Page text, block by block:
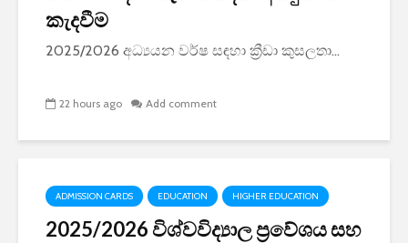
කැදවීම
2025/2026 අධ්‍යයන වර්ෂ සඳහා ක්‍රීඩා කුසලතා...
22 hours ago Add comment
ADMISSION CARDS EDUCATION HIGHER EDUCATION
2025/2026 විශ්වවිද්‍යාල ප්‍රවේශය සහ